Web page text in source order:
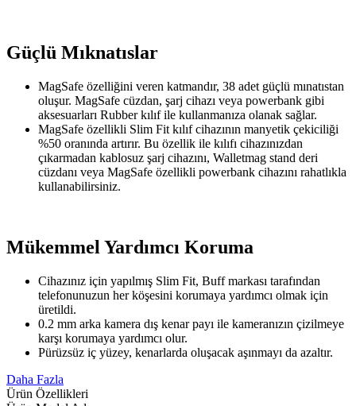
Güçlü Mıknatıslar
MagSafe özelliğini veren katmandır, 38 adet güçlü mınatıstan
oluşur. MagSafe cüzdan, şarj cihazı veya powerbank gibi
aksesuarları Rubber kılıf ile kullanmanıza olanak sağlar.
MagSafe özellikli Slim Fit kılıf cihazının manyetik çekiciliği
%50 oranında artırır. Bu özellik ile kılıfı cihazınızdan
çıkarmadan kablosuz şarj cihazını, Walletmag stand deri
cüzdanı veya MagSafe özellikli powerbank cihazını rahatlıkla
kullanabilirsiniz.
Mükemmel Yardımcı Koruma
Cihazınız için yapılmış Slim Fit, Buff markası tarafından
telefonunuzun her köşesini korumaya yardımcı olmak için
üretildi.
0.2 mm arka kamera dış kenar payı ile kameranızın çizilmeye
karşı korumaya yardımcı olur.
Pürüzsüz iç yüzey, kenarlarda oluşacak aşınmayı da azaltır.
Daha Fazla
Ürün Özellikleri